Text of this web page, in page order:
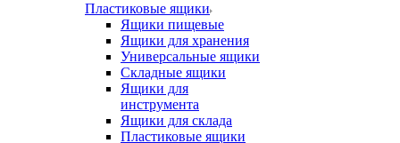
Пластиковые ящики
Ящики пищевые
Ящики для хранения
Универсальные ящики
Складные ящики
Ящики для
инструмента
Ящики для склада
Пластиковые ящики